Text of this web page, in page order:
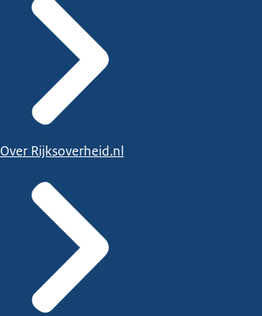
Over Rijksoverheid.nl